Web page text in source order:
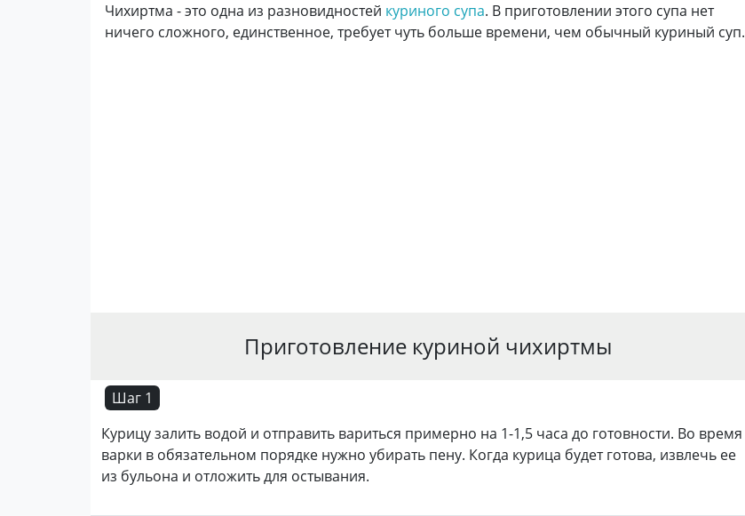
Чихиртма - это одна из разновидностей куриного супа. В приготовлении этого супа нет
ничего сложного, единственное, требует чуть больше времени, чем обычный куриный суп.
Приготовление куриной чихиртмы
Шаг 1
Курицу залить водой и отправить вариться примерно на 1-1,5 часа до готовности. Во время
варки в обязательном порядке нужно убирать пену. Когда курица будет готова, извлечь ее
из бульона и отложить для остывания.